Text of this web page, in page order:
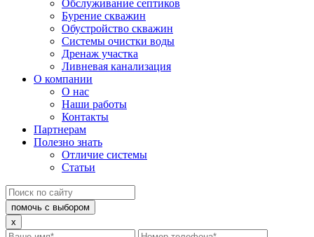
Обслуживание септиков
Бурение скважин
Обустройство скважин
Системы очистки воды
Дренаж участка
Ливневая канализация
О компании
О нас
Наши работы
Контакты
Партнерам
Полезно знать
Отличие системы
Статьи
помочь с выбором
x